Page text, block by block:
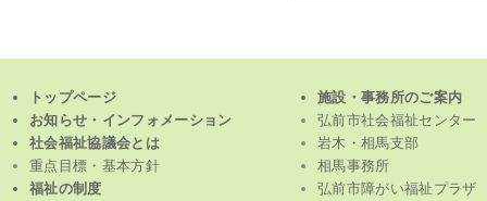
トップページ
お知らせ・インフォメーション
社会福祉協議会とは
重点目標・基本方針
福祉の制度
施設・事務所のご案内
弘前市社会福祉センター
岩木・相馬支部
相馬事務所
弘前市障がい福祉プラザ